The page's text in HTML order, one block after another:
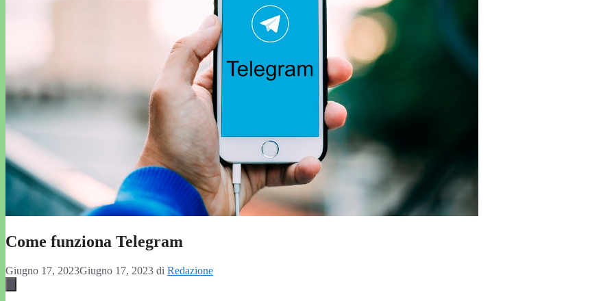
Come funziona Telegram
Giugno 17, 2023Giugno 17, 2023 di Redazione